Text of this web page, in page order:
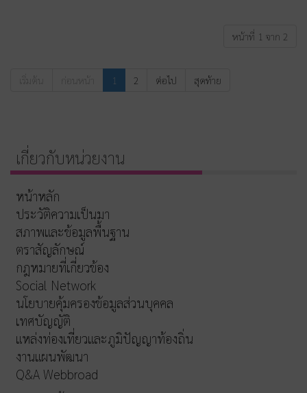
หน้าที่ 1 จาก 2
เริ่มต้น ก่อนหน้า 1 2 ต่อไป สุดท้าย
เกี่ยวกับหน่วยงาน
หน้าหลัก
ประวัติความเป็นมา
สภาพและข้อมูลพื้นฐาน
ตราสัญลักษณ์
กฎหมายที่เกี่ยวข้อง
Social Network
นโยบายคุ้มครองข้อมูลส่วนบุคคล
เทศบัญญัติ
แหล่งท่องเที่ยวและภูมิปัญญาท้องถิ่น
งานแผนพัฒนา
Q&A Webbroad